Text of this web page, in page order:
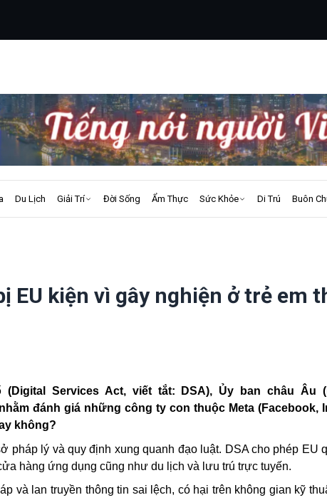
Du Lịch Giải Trí Đời Sống Ẩm Thực Sức Khỏe Di Trú Buôn
EU kiện vì gây nghiện ở trẻ em
Services Act, viết tắt: DSA), Ủy banchâu Âu
đánh giá những công ty con thuộc Meta (Facebook,
không?
pháp lý và quy định xung quanh đạo luật. DSA cho phép EU
hàng ứng dụng cũng như du lịch và lưu trú trực tuyến.
và lan truyền thông tin sai lệch, có hại trên không gian kỹ